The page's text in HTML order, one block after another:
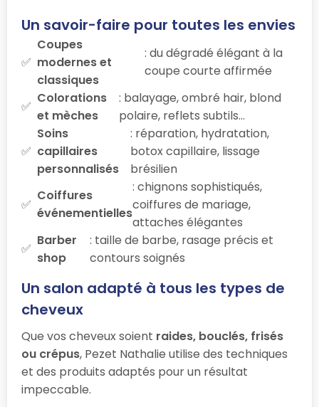
Un savoir-faire pour toutes les envies
Coupes
modernes et
classiques
: du dégradé élégant à la
coupe courte affirmée
Colorations
et mèches
: balayage, ombré hair, blond
polaire, reflets subtils…
Soins
capillaires
personnalisés
: réparation, hydratation,
botox capillaire, lissage
brésilien
Coiffures
événementielles
: chignons sophistiqués,
coiffures de mariage,
attaches élégantes
Barber
shop
: taille de barbe, rasage précis et
contours soignés
Un salon adapté à tous les types de
cheveux
Que vos cheveux soient raides, bouclés, frisés
ou crépus, Pezet Nathalie utilise des techniques
et des produits adaptés pour un résultat
impeccable.